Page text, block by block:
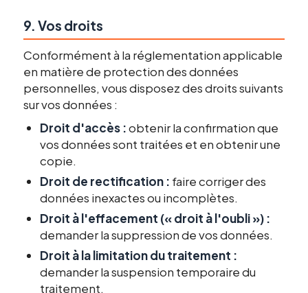
9. Vos droits
Conformément à la réglementation applicable
en matière de protection des données
personnelles, vous disposez des droits suivants
sur vos données :
Droit d'accès :obtenir la confirmation que
vos données sont traitées et en obtenir une
copie.
Droit de rectification : faire corriger des
données inexactes ou incomplètes.
Droit à l'effacement (« droit à l'oubli ») :
demander la suppression de vos données.
Droit à la limitation du traitement :
demander la suspension temporaire du
traitement.